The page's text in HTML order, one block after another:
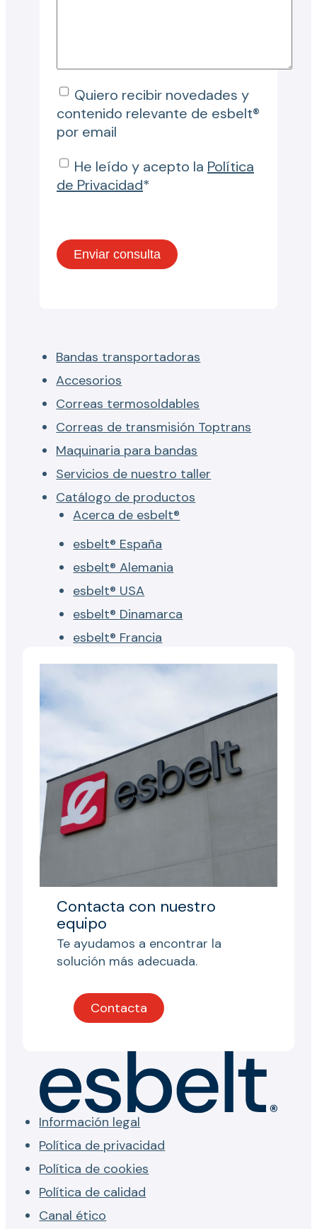
Quiero recibir novedades y
contenido relevante de esbelt®
por email
He leído y acepto la Política
de Privacidad*
Bandas transportadoras
Accesorios
Correas termosoldables
Correas de transmisión Toptrans
Maquinaria para bandas
Servicios de nuestro taller
Catálogo de productos
Acerca de esbelt®
esbelt® España
esbelt® Alemania
esbelt® USA
esbelt® Dinamarca
esbelt® Francia
Contacta con nuestro
equipo
Te ayudamos a encontrar la
solución más adecuada.
Contacta
Información legal
Política de privacidad
Política de cookies
Política de calidad
Canal ético